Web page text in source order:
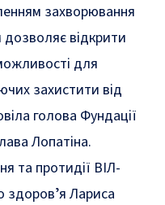
захворювання
дозволяє відкрити
для
захистити від
голова Фундації
Лопатіна.
та протидії ВІЛ-
здоровʼя Лариса